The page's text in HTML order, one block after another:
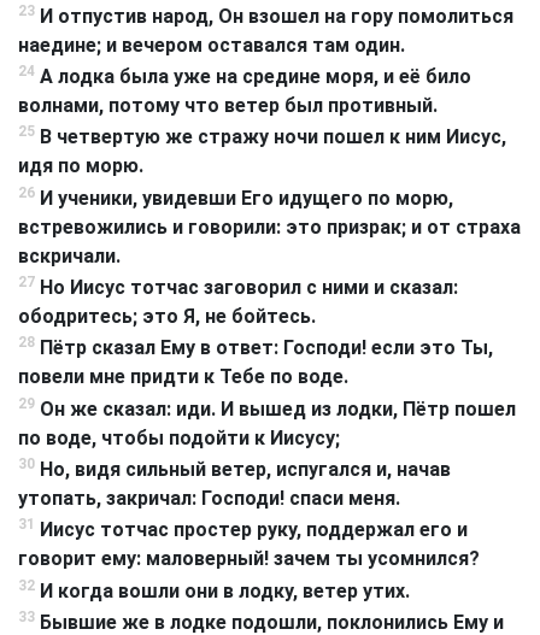
23 И отпустив народ, Он взошел на гору помолиться
наедине; и вечером оставался там один.
24 А лодка была уже на средине моря, и её било
волнами, потому что ветер был противный.
25 В четвертую же стражу ночи пошел к ним Иисус,
идя по морю.
26 И ученики, увидевши Его идущего по морю,
встревожились и говорили: это призрак; и от страха
вскричали.
27 Но Иисус тотчас заговорил с ними и сказал:
ободритесь; это Я, не бойтесь.
28 Пётр сказал Ему в ответ: Господи! если это Ты,
повели мне придти к Тебе по воде.
29 Он же сказал: иди. И вышед из лодки, Пётр пошел
по воде, чтобы подойти к Иисусу;
30 Но, видя сильный ветер, испугался и, начав
утопать, закричал: Господи! спаси меня.
31
Иисус тотчас простер руку, поддержал его и
говорит ему: маловерный! зачем ты усомнился?
32 И когда вошли они в лодку, ветер утих.
33 Бывшие же в лодке подошли, поклонились Ему и